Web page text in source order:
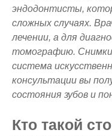
эндодонтисты,
сложных случаях.
лечении, а для
томографию. Снимки
система
консультации вы
состояния зубов и
Кто такой